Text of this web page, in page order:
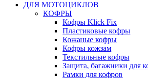
ДЛЯ МОТОЦИКЛОВ
КОФРЫ
Кофры Klick Fix
Пластиковые кофры
Кожаные кофры
Кофры кожзам
Текстильные кофры
Защита, багажники для
Рамки для кофров